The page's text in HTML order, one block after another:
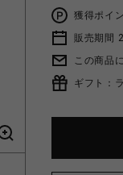
獲得ポイ
販売期間
この商品
ギフト：